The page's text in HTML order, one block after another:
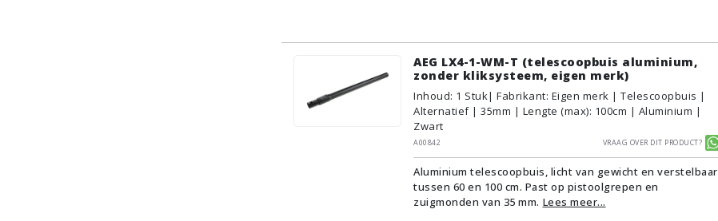
AEG LX4-1-WM-T (telescoopbuis aluminium,
zonder kliksysteem, eigen merk)
Inhoud: 1 Stuk| Fabrikant: Eigen merk | Telescoopbuis |
Alternatief | 35mm | Lengte (max): 100cm | Aluminium |
Zwart
A00842
Vraag over dit product?
Aluminium telescoopbuis, licht van gewicht en verstelbaar
tussen 60 en 100 cm. Past op pistoolgrepen en
zuigmonden van 35 mm. Lees meer...